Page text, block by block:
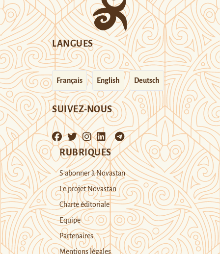
LANGUES
Français English Deutsch
SUIVEZ-NOUS
RUBRIQUES
S’abonner à Novastan
Le projet Novastan
Charte éditoriale
Equipe
Partenaires
Mentions légales